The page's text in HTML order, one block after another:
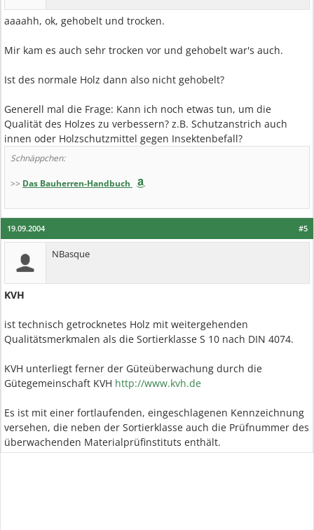
aaaahh, ok, gehobelt und trocken.
Mir kam es auch sehr trocken vor und gehobelt war's auch.
Ist des normale Holz dann also nicht gehobelt?
Generell mal die Frage: Kann ich noch etwas tun, um die
Qualität des Holzes zu verbessern? z.B. Schutzanstrich auch
innen oder Holzschutzmittel gegen Insektenbefall?
Schnäppchen:
>> Das Bauherren-Handbuch
#5
19.09.2004
NBasque
KVH
ist technisch getrocknetes Holz mit weitergehenden
Qualitätsmerkmalen als die Sortierklasse S 10 nach DIN 4074.
KVH unterliegt ferner der Güteüberwachung durch die
Gütegemeinschaft KVH http://www.kvh.de
Es ist mit einer fortlaufenden, eingeschlagenen Kennzeichnung
versehen, die neben der Sortierklasse auch die Prüfnummer des
überwachenden Materialprüfinstituts enthält.